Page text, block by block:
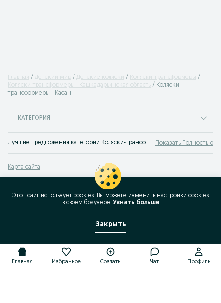
Главная Детский мир Детские коляски
Коляски-трансформеры
Коляски-трансформеры - Кашкадарьинская область
Коляски-
трансформеры - Касан
КАТЕГОРИЯ
Лучшие предложения категории Коляски-трансформеры Касан. Большой выбор товаров и услуг по выгодным ценам на OLX! Множество предложений на OLX.uz! Показать Полностью
Карта сайта
Карта бизнес-страницы
Популярные запросы
Главная Избранное Создать Чат Профиль
Этот сайт использует cookies. Вы можете изменить настройки cookies
в своeм браузере. Узнать больше
Закрыть